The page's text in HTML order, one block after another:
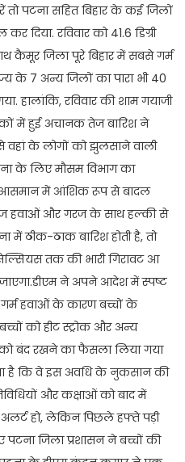
तो पटना सहित बिहार के कई जिलों
दिया. रविवार को 41.6 डिग्री
जिला पूरे बिहार में सबसे गर्म
के 7 अन्य जिलों का पारा भी 40
हालांकि, रविवार की शाम गयाजी
में हुई अचानक तेज बारिश ने
वहां के लोगों को झुलसाने वाली
के लिए मौसम विभाग का
आसमान में आंशिक रूप से बादल
हवाओं और गरज के साथ हल्की से
में ठीक-ठाक बारिश होती है, तो
तक की भारी गिरावट आ
ने अपने आदेश में स्पष्ट
हवाओं के कारण बच्चों के
को हीट स्ट्रोक और अन्य
बंद रखने का फैसला लिया गया
है कि वे इस अवधि के नुकसान की
और कक्षाओं को बाद में
अलर्ट हो, लेकिन पिछले हफ्ते पड़ी
पटना जिला प्रशासन ने बच्चों की